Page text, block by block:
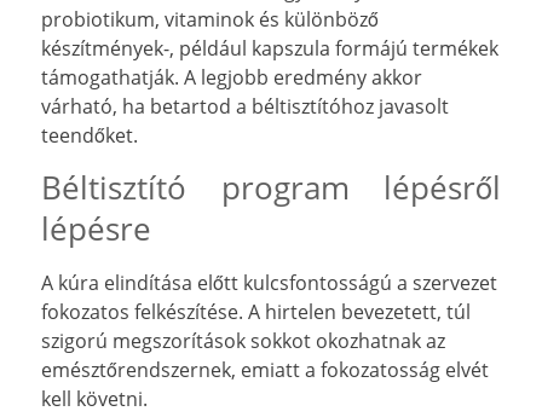
probiotikum, vitaminok és különböző
készítmények-, például kapszula formájú termékek
támogathatják. A legjobb eredmény akkor
várható, ha betartod a béltisztítóhoz javasolt
teendőket.
Béltisztító program lépésről
lépésre
A kúra elindítása előtt kulcsfontosságú a szervezet
fokozatos felkészítése. A hirtelen bevezetett, túl
szigorú megszorítások sokkot okozhatnak az
emésztőrendszernek, emiatt a fokozatosság elvét
kell követni.